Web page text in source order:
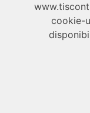
Drepturi
cookie-